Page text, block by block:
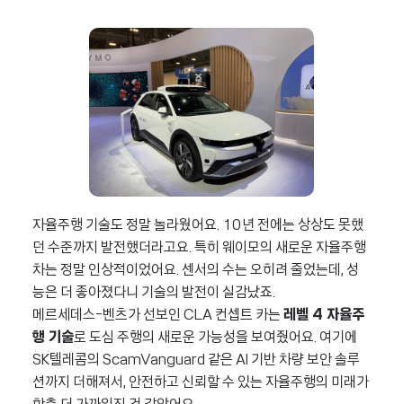
자율주행 기술도 정말 놀라웠어요. 10년 전에는 상상도 못했
던 수준까지 발전했더라고요. 특히 웨이모의 새로운 자율주행
차는 정말 인상적이었어요. 센서의 수는 오히려 줄었는데, 성
능은 더 좋아졌다니 기술의 발전이 실감났죠.
메르세데스-벤츠가 선보인 CLA 컨셉트 카는 레벨 4 자율주
행 기술로 도심 주행의 새로운 가능성을 보여줬어요. 여기에
SK텔레콤의 ScamVanguard 같은 AI 기반 차량 보안 솔루
션까지 더해져서, 안전하고 신뢰할 수 있는 자율주행의 미래가